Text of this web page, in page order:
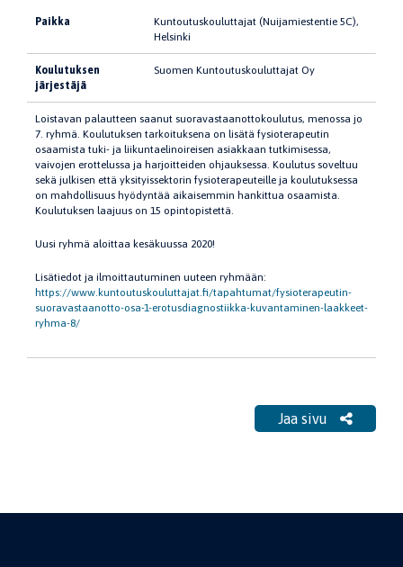
Paikka
Kuntoutuskouluttajat (Nuijamiestentie 5C),
Helsinki
Koulutuksen
järjestäjä
Suomen Kuntoutuskouluttajat Oy
Loistavan palautteen saanut suoravastaanottokoulutus, menossa jo
7. ryhmä. Koulutuksen tarkoituksena on lisätä fysioterapeutin
osaamista tuki- ja liikuntaelinoireisen asiakkaan tutkimisessa,
vaivojen erottelussa ja harjoitteiden ohjauksessa. Koulutus soveltuu
sekä julkisen että yksityissektorin fysioterapeuteille ja koulutuksessa
on mahdollisuus hyödyntää aikaisemmin hankittua osaamista.
Koulutuksen laajuus on 15 opintopistettä.
Uusi ryhmä aloittaa kesäkuussa 2020!
Lisätiedot ja ilmoittautuminen uuteen ryhmään:
https://www.kuntoutuskouluttajat.fi/tapahtumat/fysioterapeutin-
suoravastaanotto-osa-1-erotusdiagnostiikka-kuvantaminen-laakkeet-
ryhma-8/
Jaa sivu